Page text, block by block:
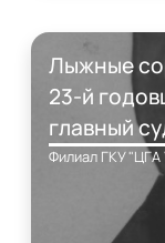
Лыжные
23-й
главный
Филиал ГКУ